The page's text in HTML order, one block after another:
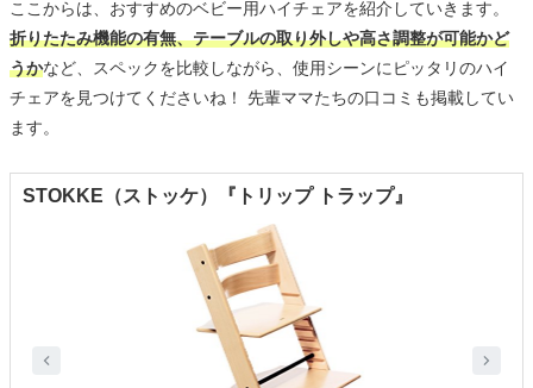
ここからは、おすすめのベビー用ハイチェアを紹介していきます。
折りたたみ機能の有無、テーブルの取り外しや高さ調整が可能かど
うかなど、スペックを比較しながら、使用シーンにピッタリのハイ
チェアを見つけてくださいね！ 先輩ママたちの口コミも掲載してい
ます。
STOKKE（ストッケ）『トリップ トラップ』